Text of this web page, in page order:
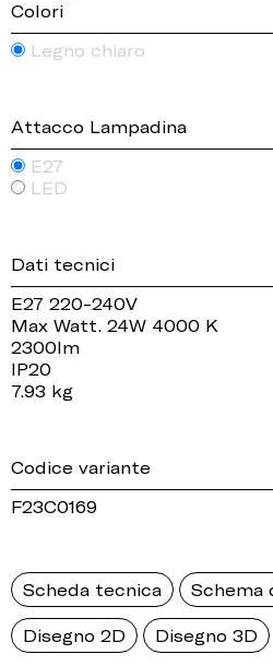
Colori
Legno chiaro
Attacco Lampadina
E27
LED
Dati tecnici
E27 220-240V
Max Watt. 24W 4000 K
2300lm
IP20
7.93 kg
Codice variante
F23C0169
Scheda tecnica Schema
Disegno 2D Disegno 3D